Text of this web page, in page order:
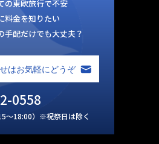
の東欧旅行で不安
料金を知りたい
手配だけでも大丈夫？
0558
～18:00）※祝祭日は除く